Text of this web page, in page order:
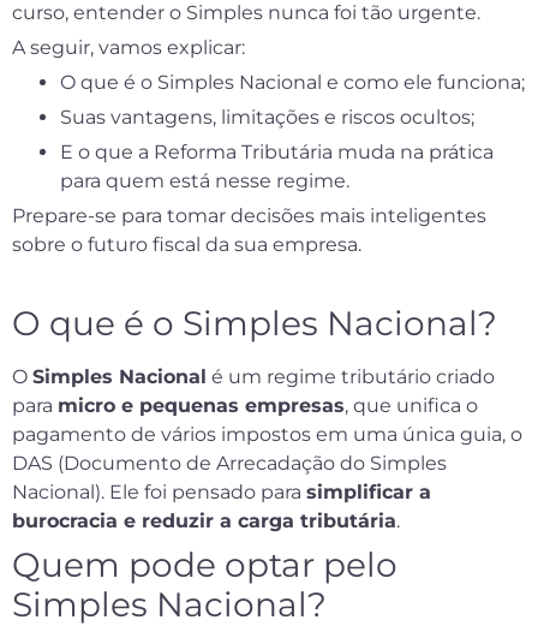
curso, entender o Simples nunca foi tão urgente.
A seguir, vamos explicar:
O que é o Simples Nacional e como ele funciona;
Suas vantagens, limitações e riscos ocultos;
E o que a Reforma Tributária muda na prática
para quem está nesse regime.
Prepare-se para tomar decisões mais inteligentes
sobre o futuro fiscal da sua empresa.
O que é o Simples Nacional?
O Simples Nacional é um regime tributário criado
para micro e pequenas empresas, que unifica o
pagamento de vários impostos em uma única guia, o
DAS (Documento de Arrecadação do Simples
Nacional). Ele foi pensado para simplificar a
burocracia e reduzir a carga tributária.
Quem pode optar pelo
Simples Nacional?